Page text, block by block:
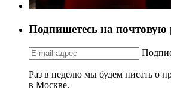
Подпишетесь на почтовую
Раз в неделю мы будем писать о
в Москве.